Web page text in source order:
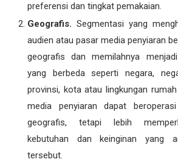
preferensi dan tingkat pemakaian.
Geografis. Segmentasi yang
audien atau pasar media penyiaran
geografis dan memilahnya
yang berbeda seperti negara,
provinsi, kota atau lingkungan
media penyiaran dapat
geografis, tetapi lebih
kebutuhan dan keinginan yang
tersebut.